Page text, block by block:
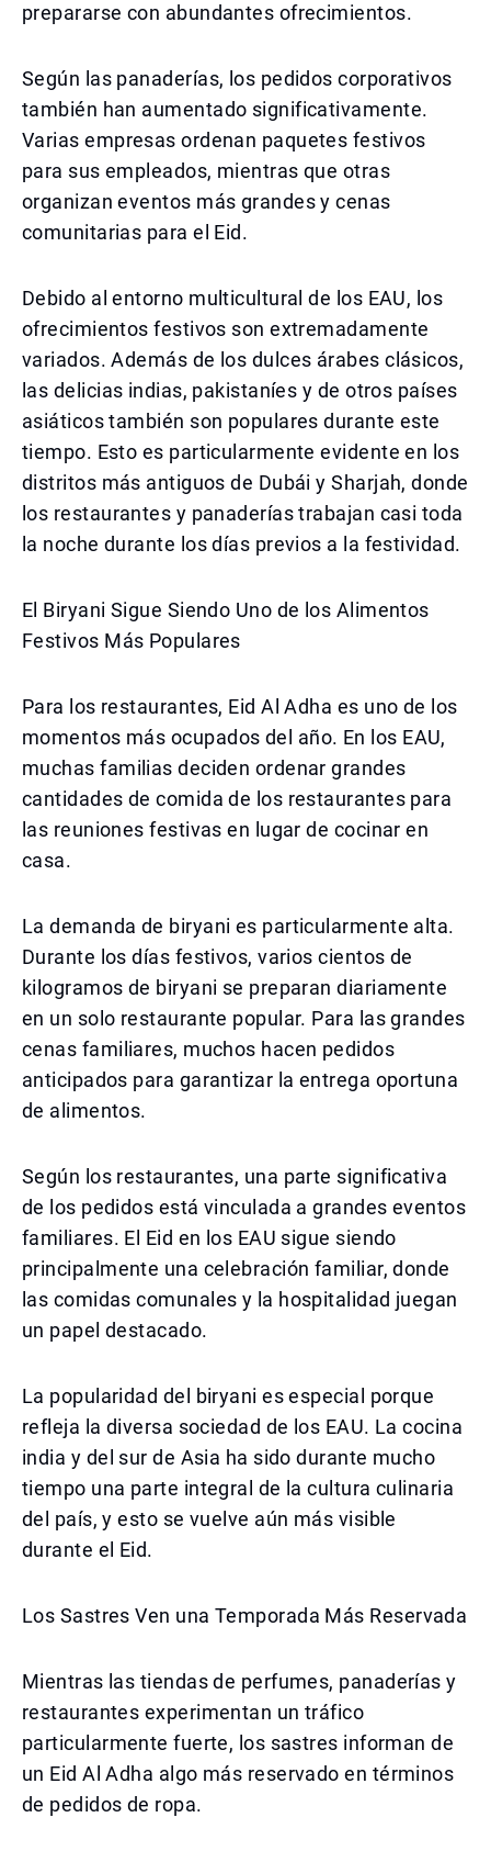
prepararse con abundantes ofrecimientos.
Según las panaderías, los pedidos corporativos
también han aumentado significativamente.
Varias empresas ordenan paquetes festivos
para sus empleados, mientras que otras
organizan eventos más grandes y cenas
comunitarias para el Eid.
Debido al entorno multicultural de los EAU, los
ofrecimientos festivos son extremadamente
variados. Además de los dulces árabes clásicos,
las delicias indias, pakistaníes y de otros países
asiáticos también son populares durante este
tiempo. Esto es particularmente evidente en los
distritos más antiguos de Dubái y Sharjah, donde
los restaurantes y panaderías trabajan casi toda
la noche durante los días previos a la festividad.
El Biryani Sigue Siendo Uno de los Alimentos
Festivos Más Populares
Para los restaurantes, Eid Al Adha es uno de los
momentos más ocupados del año. En los EAU,
muchas familias deciden ordenar grandes
cantidades de comida de los restaurantes para
las reuniones festivas en lugar de cocinar en
casa.
La demanda de biryani es particularmente alta.
Durante los días festivos, varios cientos de
kilogramos de biryani se preparan diariamente
en un solo restaurante popular. Para las grandes
cenas familiares, muchos hacen pedidos
anticipados para garantizar la entrega oportuna
de alimentos.
Según los restaurantes, una parte significativa
de los pedidos está vinculada a grandes eventos
familiares. El Eid en los EAU sigue siendo
principalmente una celebración familiar, donde
las comidas comunales y la hospitalidad juegan
un papel destacado.
La popularidad del biryani es especial porque
refleja la diversa sociedad de los EAU. La cocina
india y del sur de Asia ha sido durante mucho
tiempo una parte integral de la cultura culinaria
del país, y esto se vuelve aún más visible
durante el Eid.
Los Sastres Ven una Temporada Más Reservada
Mientras las tiendas de perfumes, panaderías y
restaurantes experimentan un tráfico
particularmente fuerte, los sastres informan de
un Eid Al Adha algo más reservado en términos
de pedidos de ropa.